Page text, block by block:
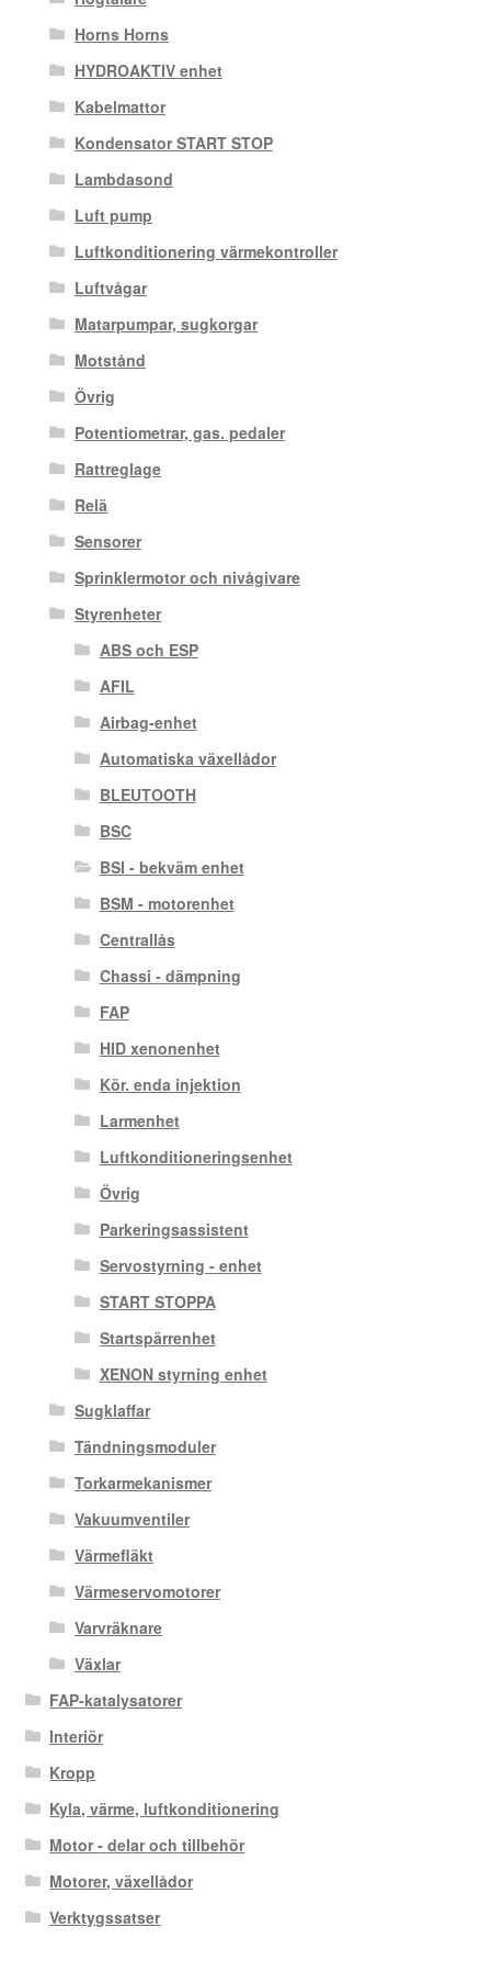
Horns Horns
HYDROAKTIV enhet
Kabelmattor
Kondensator START STOP
Lambdasond
Luft pump
Luftkonditionering värmekontroller
Luftvågar
Matarpumpar, sugkorgar
Motstånd
Övrig
Potentiometrar, gas. pedaler
Rattreglage
Relä
Sensorer
Sprinklermotor och nivågivare
Styrenheter
ABS och ESP
AFIL
Airbag-enhet
Automatiska växellådor
BLEUTOOTH
BSC
BSI - bekväm enhet
BSM - motorenhet
Centrallås
Chassi - dämpning
FAP
HID xenonenhet
Kör. enda injektion
Larmenhet
Luftkonditioneringsenhet
Övrig
Parkeringsassistent
Servostyrning - enhet
START STOPPA
Startspärrenhet
XENON styrning enhet
Sugklaffar
Tändningsmoduler
Torkarmekanismer
Vakuumventiler
Värmefläkt
Värmeservomotorer
Varvräknare
Växlar
FAP-katalysatorer
Interiör
Kropp
Kyla, värme, luftkonditionering
Motor - delar och tillbehör
Motorer, växellådor
Verktygssatser